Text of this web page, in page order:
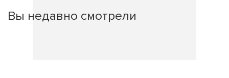
Вы недавно смотрели